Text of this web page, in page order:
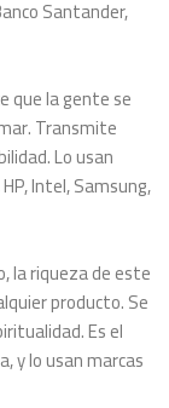
Santander,
que la gente se
Transmite
Lo usan
Intel, Samsung,
la riqueza de este
producto. Se
Es el
y lo usan marcas